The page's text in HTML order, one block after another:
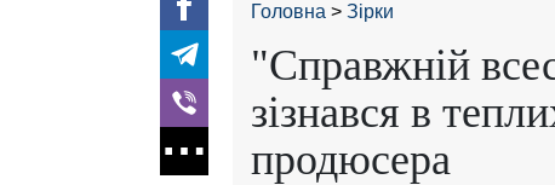
Головна Зірки
"Справжній
зізнався в
продюсера